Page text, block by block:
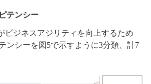
テンシー
ビジネスアジリティを向上するため
ンシーを図5で示すように3分類、計7